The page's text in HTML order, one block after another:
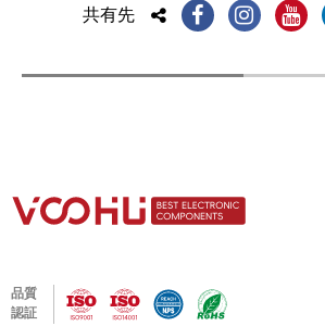
共有先
品質
認証